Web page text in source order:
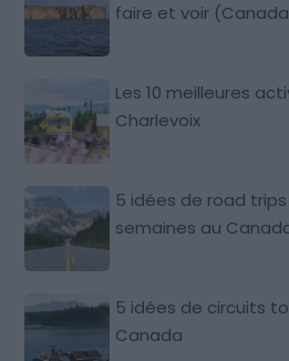
faire et voir
Les 10 meilleures
Charlevoix
5 idées de road
semaines au
5 idées de circuits
Canada